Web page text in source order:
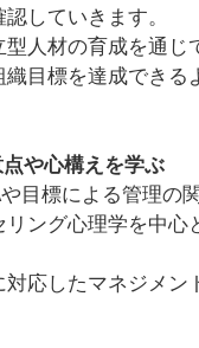
していきます。
人材の育成を通じ
目標を達成できる
や心構えを学ぶ
目標による管理の
ング心理学を中心
応したマネジメン